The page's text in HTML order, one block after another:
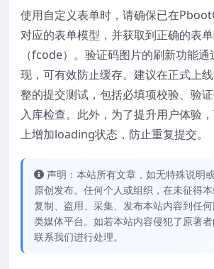
使用自定义表单时，请确保已在
对应的表单模型，并获取到正确的表
（fcode）。验证码图片的刷新功能
现，可有效防止缓存。建议在正式上
整的提交测试，包括必填项校验、验
入库检查。此外，为了提升用户体验
上增加loading状态，防止重复提交。
声明：本站所有文章，如无特殊说明
原创发布。任何个人或组织，在未征得
复制、盗用、采集、发布本站内容到任
类媒体平台。如若本站内容侵犯了原著
联系我们进行处理。